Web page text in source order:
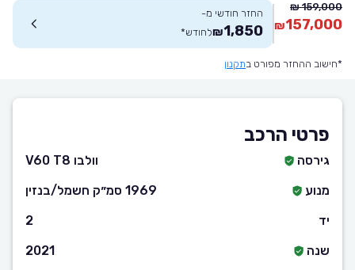
159,000 ₪
157,000
₪
החזר חודשי מ-
1,850
₪לחודש*
*חישוב ההחזר מפורט בתקנון
פרטי הרכב
גירסה
וולבו V60 T8
מנוע
1969 סמ״ק חשמל/בנזין
יד
2
שנה
2021